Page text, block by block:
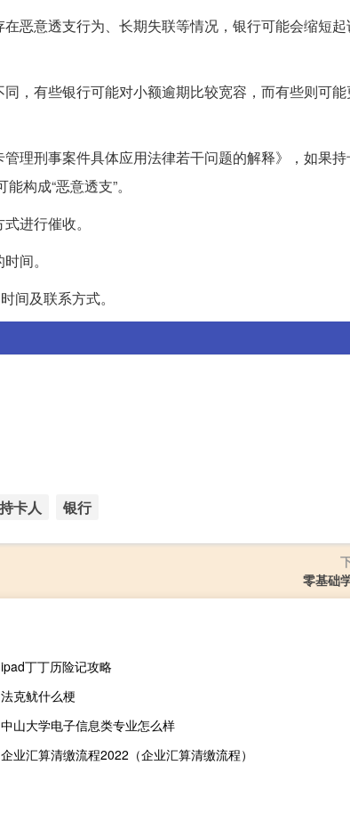
恶意透支行为、长期失联等情况，银行可能会缩短
，有些银行可能对小额逾期比较宽容，而有些则可能
理刑事案件具体应用法律若干问题的解释》，如果持
构成“恶意透支”。
进行催收。
间。
间及联系方式。
持卡人 银行
零基础
ipad丁丁历险记攻略
法克鱿什么梗
中山大学电子信息类专业怎么样
企业汇算清缴流程2022（企业汇算清缴流程）